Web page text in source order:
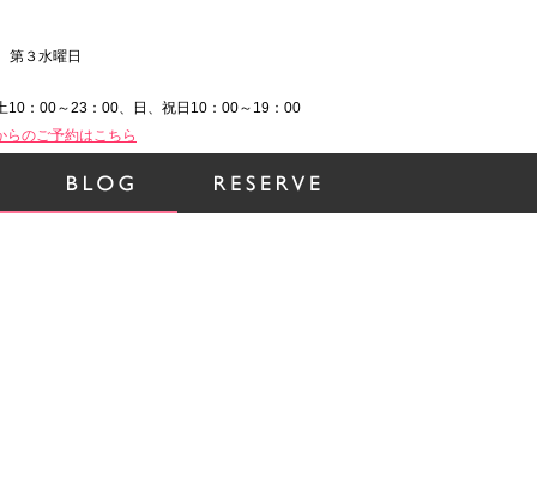
第３水曜日
10：00～23：00、日、祝日10：00～19：00
らのご予約はこちら